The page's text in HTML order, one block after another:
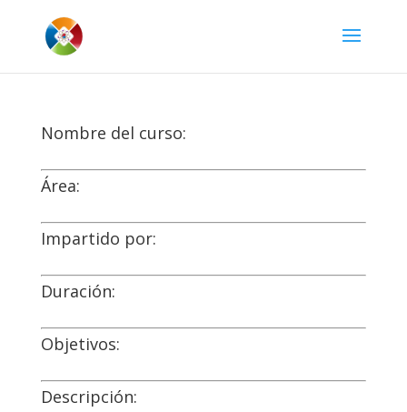
Nombre del curso:
Área:
Impartido por:
Duración:
Objetivos:
Descripción: